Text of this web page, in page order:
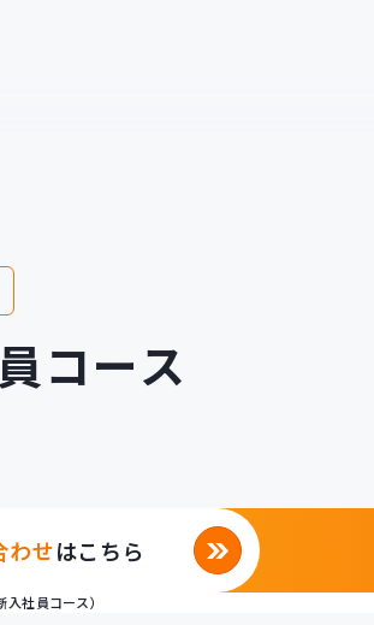
コース
わせはこちら
入社員コース）